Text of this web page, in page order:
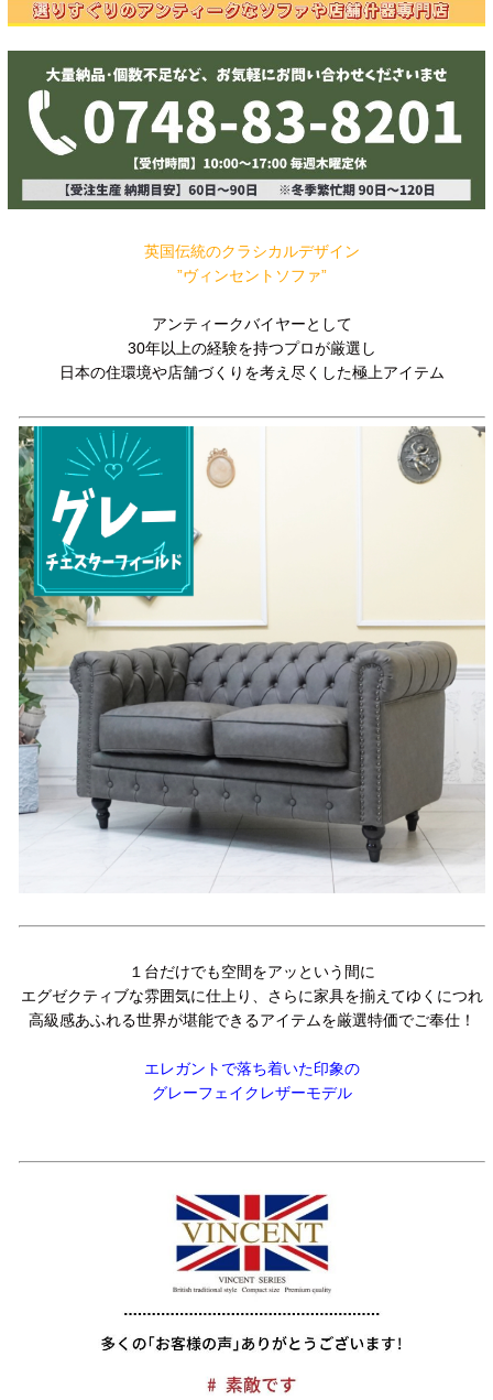
英国伝統のクラシカルデザイン
”ヴィンセントソファ”
アンティークバイヤーとして
30年以上の経験を持つプロが厳選し
日本の住環境や店舗づくりを考え尽くした極上アイテム
１台だけでも空間をアッという間に
エグゼクティブな雰囲気に仕上り、さらに家具を揃えてゆくにつれ
高級感あふれる世界が堪能できるアイテムを厳選特価でご奉仕！
エレガントで落ち着いた印象の
グレーフェイクレザーモデル